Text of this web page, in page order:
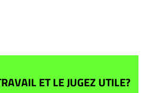
ET LE JUGEZ UTILE?